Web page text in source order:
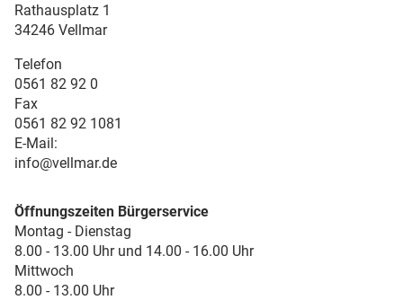
Rathausplatz 1
34246 Vellmar
Telefon
0561 82 92 0
Fax
0561 82 92 1081
E-Mail:
info@vellmar.de
Öffnungszeiten Bürgerservice
Montag - Dienstag
8.00 - 13.00 Uhr und 14.00 - 16.00 Uhr
Mittwoch
8.00 - 13.00 Uhr